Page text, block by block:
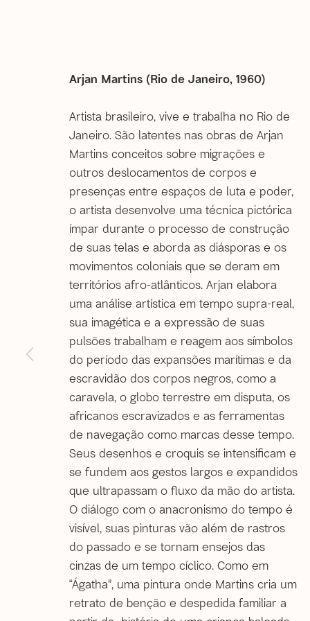
Artworks
Rio de Janeiro
Rua Gonçalves Lédo, 11/17, sobrado | Centro
20060-020 | Rio de Janeiro (RJ) | Brazil
Tel: +55 21 2222 1651
Whatsapp: +55 21 98560 8524
correio@agentilcarioca.com.br
Monday to Friday, from 12pm to 6pm
Saturday from 12pm to 4pm (by appointment only
© 2026 A Gentil Carioca | Desde 2003. Todos os
Arjan Martins (Rio de Janeiro, 1960)
Artista brasileiro, vive e trabalha no Rio de
Janeiro. São latentes nas obras de Arjan
Martins conceitos sobre migrações e
outros deslocamentos de corpos e
presenças entre espaços de luta e poder,
o artista desenvolve uma técnica pictórica
ímpar durante o processo de construção
de suas telas e aborda as diásporas e os
movimentos coloniais que se deram em
territórios afro-atlânticos. Arjan elabora
uma análise artística em tempo supra-real,
sua imagética e a expressão de suas
pulsões trabalham e reagem aos símbolos
do período das expansões marítimas e da
escravidão dos corpos negros, como a
caravela, o globo terrestre em disputa, os
africanos escravizados e as ferramentas
de navegação como marcas desse tempo.
Seus desenhos e croquis se intensificam e
se fundem aos gestos largos e expandidos
que ultrapassam o fluxo da mão do artista.
O diálogo com o anacronismo do tempo é
visível, suas pinturas vão além de rastros
do passado e se tornam ensejos das
cinzas de um tempo cíclico. Como em
“Ágatha", uma pintura onde Martins cria um
retrato de benção e despedida familiar a